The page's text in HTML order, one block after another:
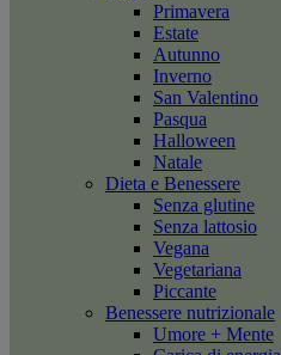
Primavera
Estate
Autunno
Inverno
San Valentino
Pasqua
Halloween
Natale
Dieta e Benessere
Senza glutine
Senza lattosio
Vegana
Vegetariana
Piccante
Benessere nutrizionale
Umore + Mente